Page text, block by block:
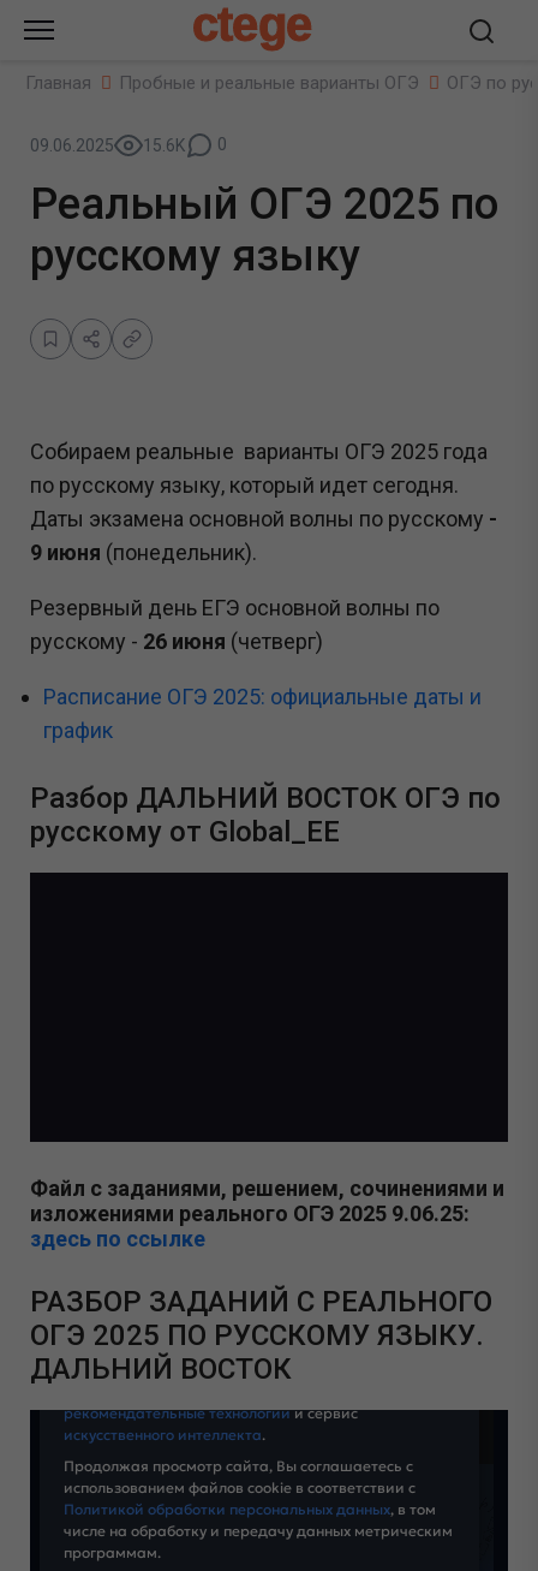
ctege
Главная Пробные и реальные варианты ОГЭ ОГЭ по
09.06.2025 15.6K 0
Реальный ОГЭ 2025 по
русскому языку
Собираем реальные варианты ОГЭ 2025 года
по русскому языку, который идет сегодня.
Даты экзамена основной волны по русскому -
9 июня (понедельник).
Резервный день ЕГЭ основной волны по
русскому - 26 июня (четверг)
Расписание ОГЭ 2025: официальные даты и
график
Разбор ДАЛЬНИЙ ВОСТОК ОГЭ по
русскому от Global_EE
Файл с заданиями, решением, сочинениями и
изложениями реального ОГЭ 2025 9.06.25:
здесь по ссылке
РАЗБОР ЗАДАНИЙ С РЕАЛЬНОГО
ОГЭ 2025 ПО РУССКОМУ ЯЗЫКУ.
ДАЛЬНИЙ ВОСТОК